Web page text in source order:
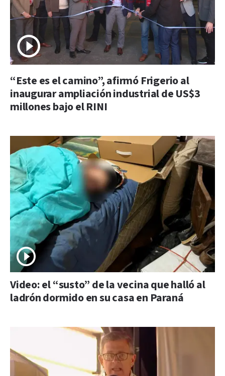
“Este es el camino”, afirmó Frigerio al
inaugurar ampliación industrial de US$3
millones bajo el RINI
Video: el “susto” de la vecina que halló al
ladrón dormido en su casa en Paraná